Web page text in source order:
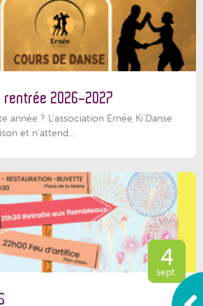
rentrée 2026-2027
année ? L'association Ernée Ki'Danse
et n'attend...
4
sept.